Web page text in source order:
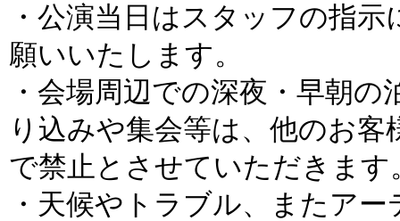
・公演当日はスタッフの指
願いいたします。
・会場周辺での深夜・早朝
り込みや集会等は、他のお
で禁止とさせていただきます
・天候やトラブル、またア